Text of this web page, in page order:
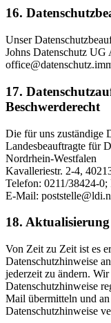
16.
Unser
Johns Datenschutz
17.
Beschwerderecht
Die für uns zuständige
Landesbeauftragte für
Nordrhein-Westfalen
Kavalleriestr. 2-4,
Telefon: 0211/38424-
E-Mail:
18. Aktualisierung
Von Zeit zu Zeit ist es
Datenschutzhinweise
jederzeit zu ändern.
Datenschutzhinweise
Mail übermitteln und
Datenschutzhinweise